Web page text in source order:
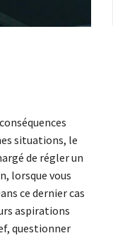
situations, le
de régler un
lorsque vous
ce dernier cas
aspirations
questionner